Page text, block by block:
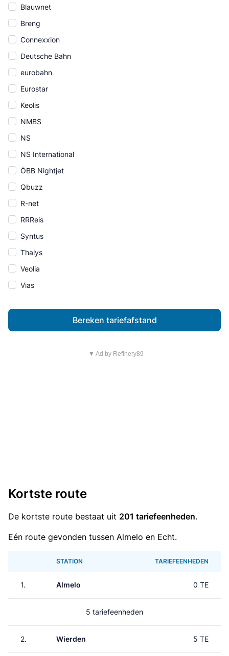
Blauwnet
Breng
Connexxion
Deutsche Bahn
eurobahn
Eurostar
Keolis
NMBS
NS
NS International
ÖBB Nightjet
Qbuzz
R-net
RRReis
Syntus
Thalys
Veolia
Vias
Bereken tariefafstand
▼ Ad by Refinery89
Kortste route
De kortste route bestaat uit 201 tariefeenheden.
Eén route gevonden tussen Almelo en Echt.
STATION TARIEFEENHEDEN
1. Almelo 0 TE
5 tariefeenheden
2. Wierden 5 TE